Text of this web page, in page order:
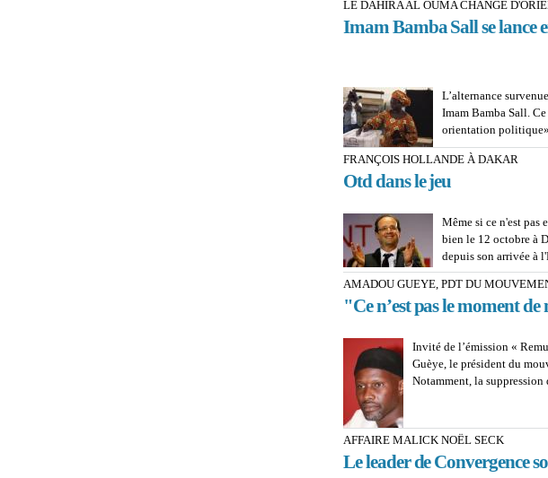
LE DAHIRA AL OUMA CHANGE
Imam Bamba Sall se lance
L’alternance
Imam Bamba Sall.
orientation
FRANÇOIS HOLLANDE À DAKAR
Otd dans le jeu
Même si ce n'est pas
bien le 12 octobre à
depuis son arrivée à
AMADOU GUEYE, PDT DU
"Ce n’est pas le moment
Invité de l’émission «
Guèye, le président du
Notamment, la
AFFAIRE MALICK NOËL SECK
Le leader de Convergence